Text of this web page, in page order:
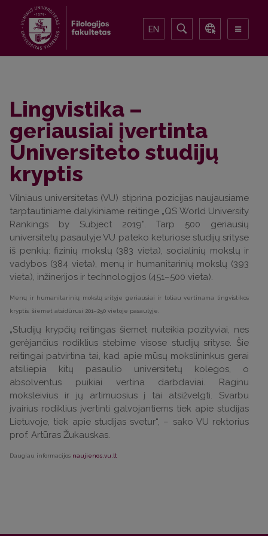
EN
Lingvistika –
geriausiai įvertinta
Universiteto studijų
kryptis
Vilniaus universitetas (VU) stiprina pozicijas naujausiame
tarptautiniame dalykiniame reitinge „QS World University
Rankings by Subject 2019”. Tarp 500 geriausių
universitetų pasaulyje VU pateko keturiose studijų srityse
iš penkių: fizinių mokslų (383 vieta), socialinių mokslų ir
vadybos (384 vieta), menų ir humanitarinių mokslų (393
vieta), inžinerijos ir technologijos (451–500 vieta).
Menų ir humanitarinių mokslų srityje geriausiai ir toliau vertinama lingvistikos
kryptis, šiemet atsidūrusi 201–250 vietoje pasaulyje.
„Studijų krypčių reitingas šiemet nuteikia pozityviai, nes
gerėjančius rodiklius stebime visose studijų srityse. Šie
reitingai patvirtina tai, kad apie mūsų mokslininkus gerai
atsiliepia kitų pasaulio universitetų kolegos, o
absolventus puikiai vertina darbdaviai. Raginu
moksleivius ir jų artimuosius į tai atsižvelgti. Svarbu
įvairius rodiklius įvertinti galvojantiems tiek apie studijas
Lietuvoje, tiek apie studijas svetur“, – sako VU rektorius
prof. Artūras Žukauskas.
Daugiau informacijos naujienos.vu.lt